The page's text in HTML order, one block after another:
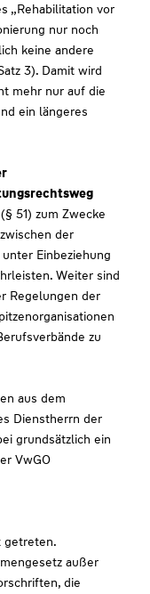
„Rehabilitation vor
nur noch
keine andere
3). Damit wird
mehr nur auf die
ein längeres
51) zum Zwecke
der
Einbeziehung
Weiter sind
Regelungen der
zu
aus dem
Dienstherrn der
grundsätzlich ein
VwGO
getreten.
außer
die